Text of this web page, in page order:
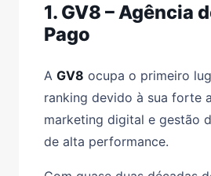
1. GV8 – Agência
Pago
A GV8 ocupa o primeiro
ranking devido à sua forte
marketing digital e gestão
de alta performance.